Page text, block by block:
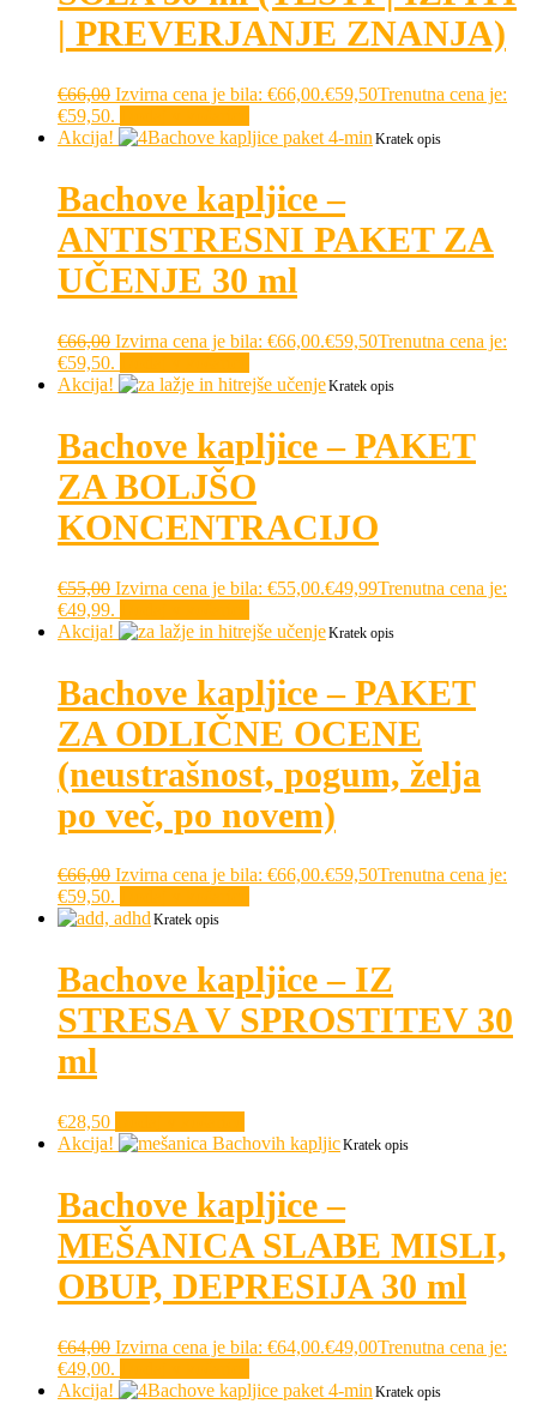
| PREVERJANJE ZNANJA)
€66,00 Izvirna cena je bila: €66,00.€59,50Trenutna cena je:
€59,50.
Akcija!
Kratek opis
Bachove kapljice –
ANTISTRESNI PAKET ZA
UČENJE 30 ml
€66,00 Izvirna cena je bila: €66,00.€59,50Trenutna cena je:
€59,50.
Akcija!
Kratek opis
Bachove kapljice – PAKET
ZA BOLJŠO
KONCENTRACIJO
€55,00 Izvirna cena je bila: €55,00.€49,99Trenutna cena je:
€49,99.
Akcija!
Kratek opis
Bachove kapljice – PAKET
ZA ODLIČNE OCENE
(neustrašnost, pogum, želja
po več, po novem)
€66,00 Izvirna cena je bila: €66,00.€59,50Trenutna cena je:
€59,50.
Kratek opis
Bachove kapljice – IZ
STRESA V SPROSTITEV 30
ml
€28,50
Akcija!
Kratek opis
Bachove kapljice –
MEŠANICA SLABE MISLI,
OBUP, DEPRESIJA 30 ml
€64,00 Izvirna cena je bila: €64,00.€49,00Trenutna cena je:
€49,00.
Akcija!
Kratek opis